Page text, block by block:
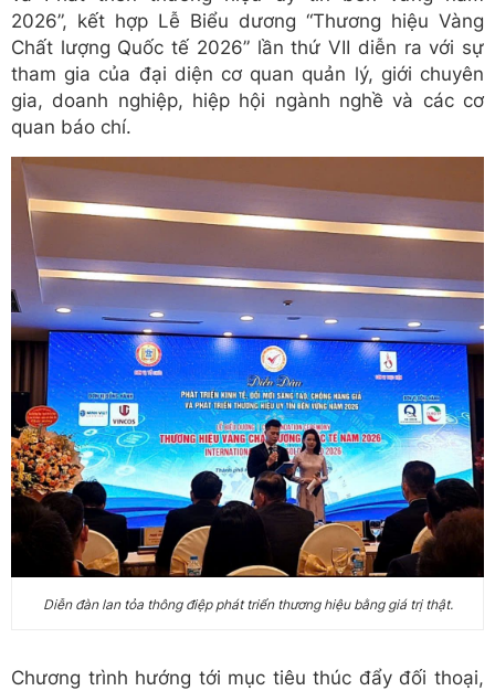
2026”, kết hợp Lễ Biểu dương “Thương hiệu Vàng
Chất lượng Quốc tế 2026” lần thứ VII diễn ra với sự
tham gia của đại diện cơ quan quản lý, giới chuyên
gia, doanh nghiệp, hiệp hội ngành nghề và các cơ
quan báo chí.
Diễn đàn lan tỏa thông điệp phát triển thương hiệu bằng giá trị thật.
Chương trình hướng tới mục tiêu thúc đẩy đối thoại,